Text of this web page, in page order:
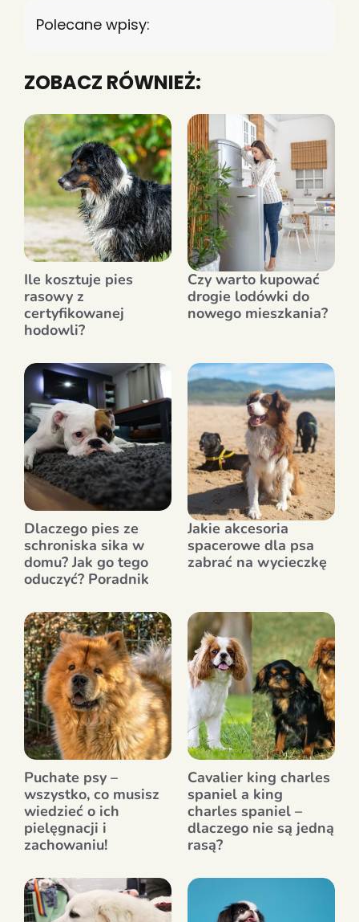
Polecane wpisy:
ZOBACZ RÓWNIEŻ:
Ile kosztuje pies
rasowy z
certyfikowanej
hodowli?
Czy warto kupować
drogie lodówki do
nowego mieszkania?
Dlaczego pies ze
schroniska sika w
domu? Jak go tego
oduczyć? Poradnik
Jakie akcesoria
spacerowe dla psa
zabrać na wycieczkę
Puchate psy –
wszystko, co musisz
wiedzieć o ich
pielęgnacji i
zachowaniu!
Cavalier king charles
spaniel a king
charles spaniel –
dlaczego nie są jedną
rasą?